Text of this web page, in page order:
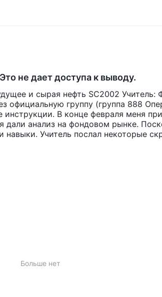
не дает доступа к выводу.
и сырая нефть SC2002
официальную группу (группа 888
В конце февраля меня
дали анализ на фондовом рынке.
навыки. Учитель послал некоторые
Я был искушен и присоединился.
На третий день, как сказал
Но он дал неблагоприятную
50 тысяч именно 21 февраля и 26
чтобы я взял убытки, в которых
слишком поздно.
Больше нет